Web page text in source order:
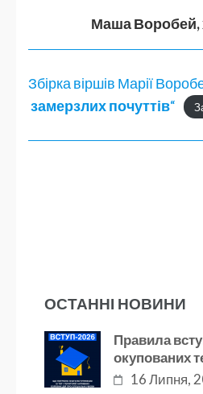
Маша Воробей,
Збірка віршів Марії
замерзлих почуттів“
ОСТАННІ НОВИНИ
Правила
окупованих
16 Липня,